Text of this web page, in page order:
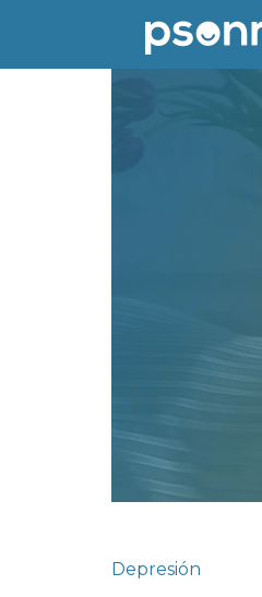
Depresión